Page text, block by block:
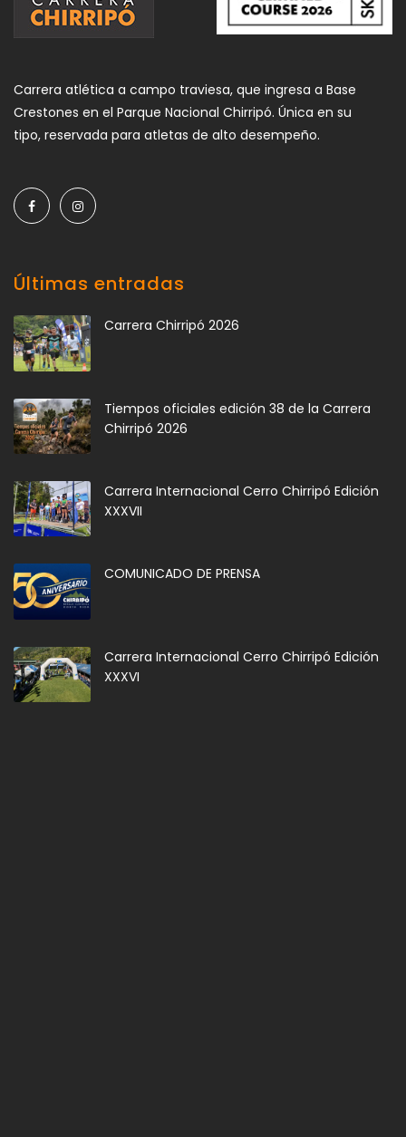
Carrera atlética a campo traviesa, que ingresa a Base
Crestones en el Parque Nacional Chirripó. Única en su
tipo, reservada para atletas de alto desempeño.
Últimas entradas
Carrera Chirripó 2026
Tiempos oficiales edición 38 de la Carrera
Chirripó 2026
Carrera Internacional Cerro Chirripó Edición
XXXVII
COMUNICADO DE PRENSA
Carrera Internacional Cerro Chirripó Edición
XXXVI